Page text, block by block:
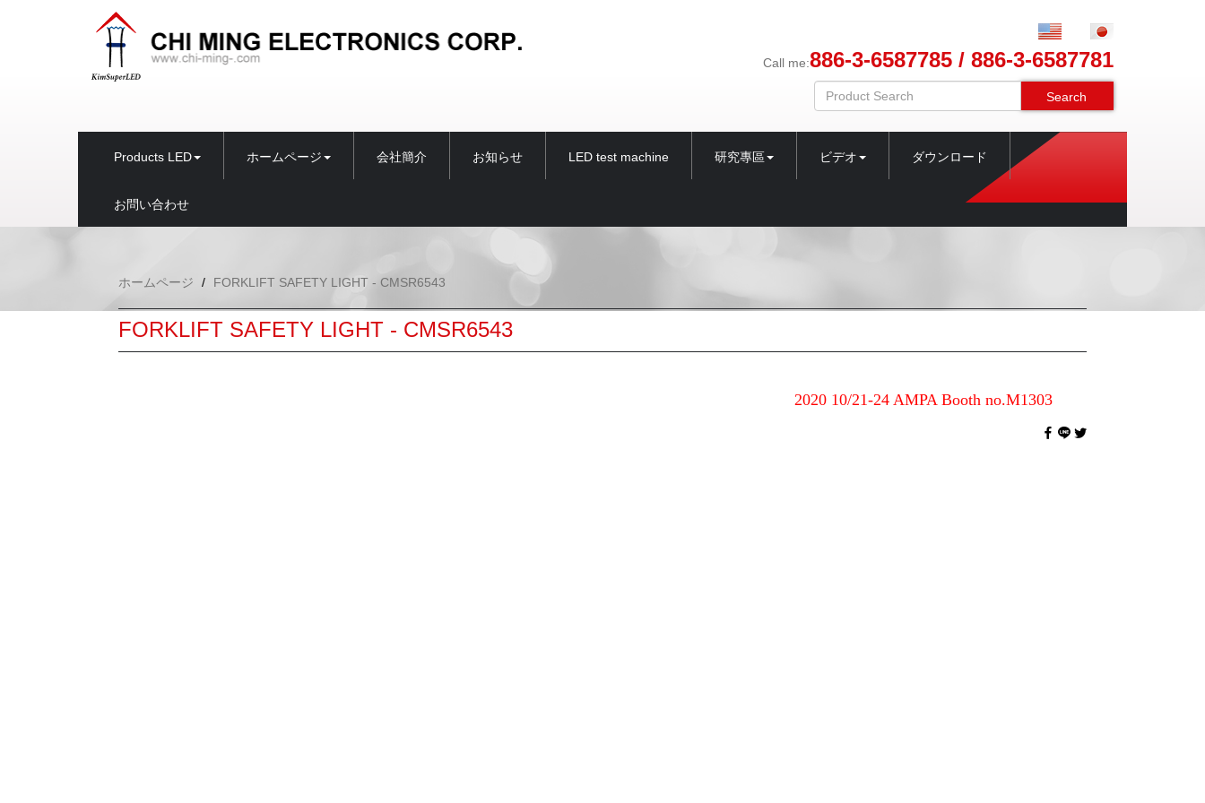
Call me:886-3-6587785 / 886-3-6587781
Search
Products LED ホームページ 会社簡介 お知らせ LED test machine 研究專區 ビデオ ダウンロード
お問い合わせ
ホームページ FORKLIFT SAFETY LIGHT - CMSR6543
FORKLIFT SAFETY LIGHT - CMSR6543
2020 10/21-24 AMPA Booth no.M1303